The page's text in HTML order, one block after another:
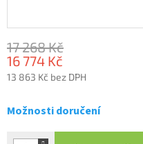
17 268 Kč
16 774 Kč
13 863 Kč bez DPH
cena:
Možnosti doručení